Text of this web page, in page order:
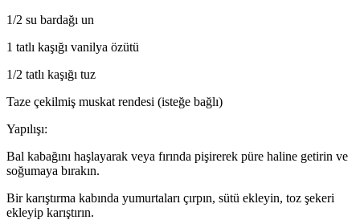
1/2 su bardağı un
1 tatlı kaşığı vanilya özütü
1/2 tatlı kaşığı tuz
Taze çekilmiş muskat rendesi (isteğe bağlı)
Yapılışı:
Bal kabağını haşlayarak veya fırında pişirerek püre haline getirin ve
soğumaya bırakın.
Bir karıştırma kabında yumurtaları çırpın, sütü ekleyin, toz şekeri
ekleyip karıştırın.